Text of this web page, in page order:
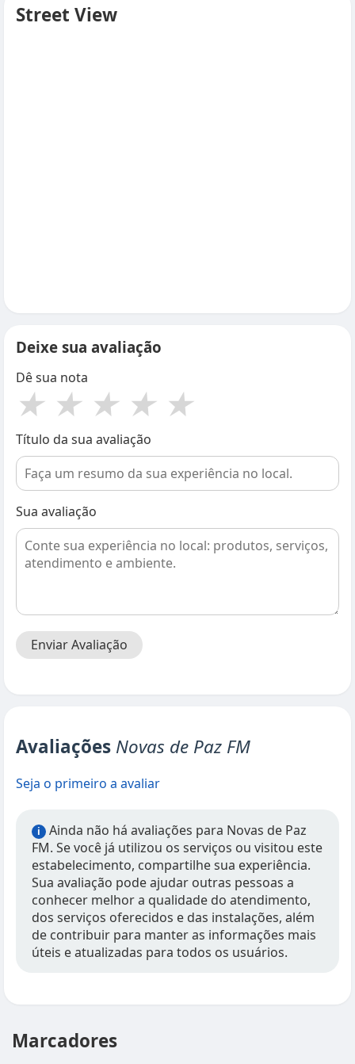
Street View
Deixe sua avaliação
Dê sua nota
★ ★ ★ ★ ★
Título da sua avaliação
Sua avaliação
Enviar Avaliação
Avaliações Novas de Paz FM
Seja o primeiro a avaliar
i
Ainda não há avaliações para Novas de Paz
FM. Se você já utilizou os serviços ou visitou este
estabelecimento, compartilhe sua experiência.
Sua avaliação pode ajudar outras pessoas a
conhecer melhor a qualidade do atendimento,
dos serviços oferecidos e das instalações, além
de contribuir para manter as informações mais
úteis e atualizadas para todos os usuários.
Marcadores